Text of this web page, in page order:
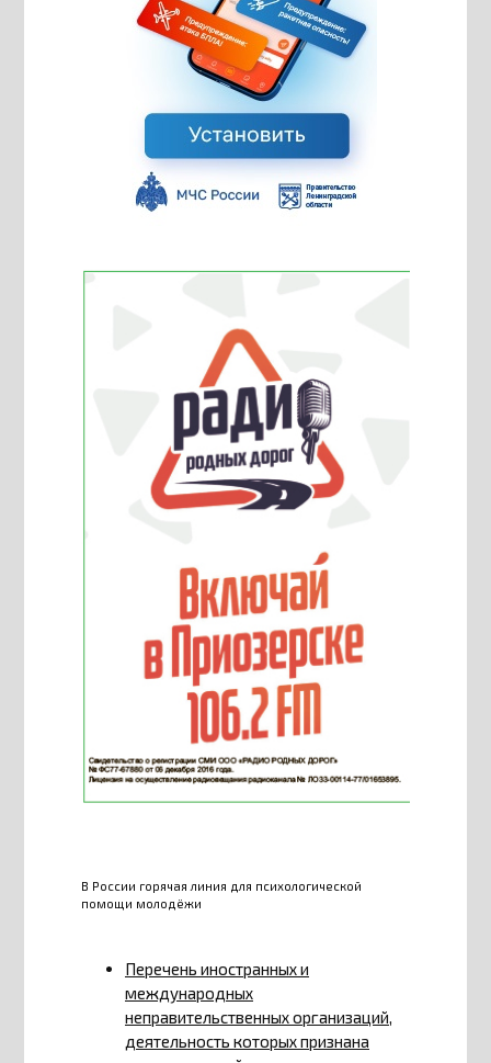
В России горячая линия для психологической
помощи молодёжи
Перечень иностранных и
международных
неправительственных организаций,
деятельность которых признана